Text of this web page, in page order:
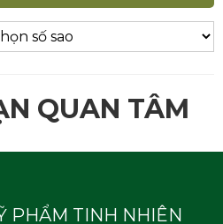
QUAN TÂM
PHẨM TINH NHIÊN